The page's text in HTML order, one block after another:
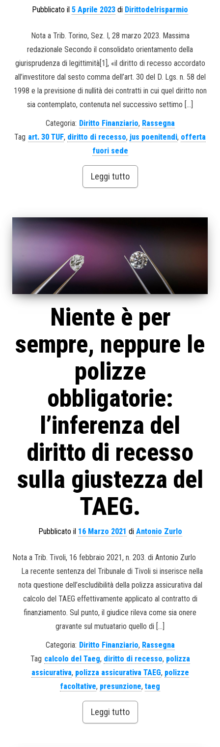
Pubblicato il 5 Aprile 2023 di Dirittodelrisparmio
Nota a Trib. Torino, Sez. I, 28 marzo 2023. Massima
redazionale Secondo il consolidato orientamento della
giurisprudenza di legittimità[1], «il diritto di recesso accordato
all’investitore dal sesto comma dell’art. 30 del D. Lgs. n. 58 del
1998 e la previsione di nullità dei contratti in cui quel diritto non
sia contemplato, contenuta nel successivo settimo […]
Categoria: Diritto Finanziario, Rassegna
Tag art. 30 TUF, diritto di recesso, jus poenitendi, offerta
fuori sede
Leggi tutto
Niente è per
sempre, neppure le
polizze
obbligatorie:
l’inferenza del
diritto di recesso
sulla giustezza del
TAEG.
Pubblicato il 16 Marzo 2021 di Antonio Zurlo
Nota a Trib. Tivoli, 16 febbraio 2021, n. 203. di Antonio Zurlo
La recente sentenza del Tribunale di Tivoli si inserisce nella
nota questione dell’escludibilità della polizza assicurativa dal
calcolo del TAEG effettivamente applicato al contratto di
finanziamento. Sul punto, il giudice rileva come sia onere
gravante sul mutuatario quello di […]
Categoria: Diritto Finanziario, Rassegna
Tag calcolo del Taeg, diritto di recesso, polizza
assicurativa, polizza assicurativa TAEG, polizze
facoltative, presunzione, taeg
Leggi tutto